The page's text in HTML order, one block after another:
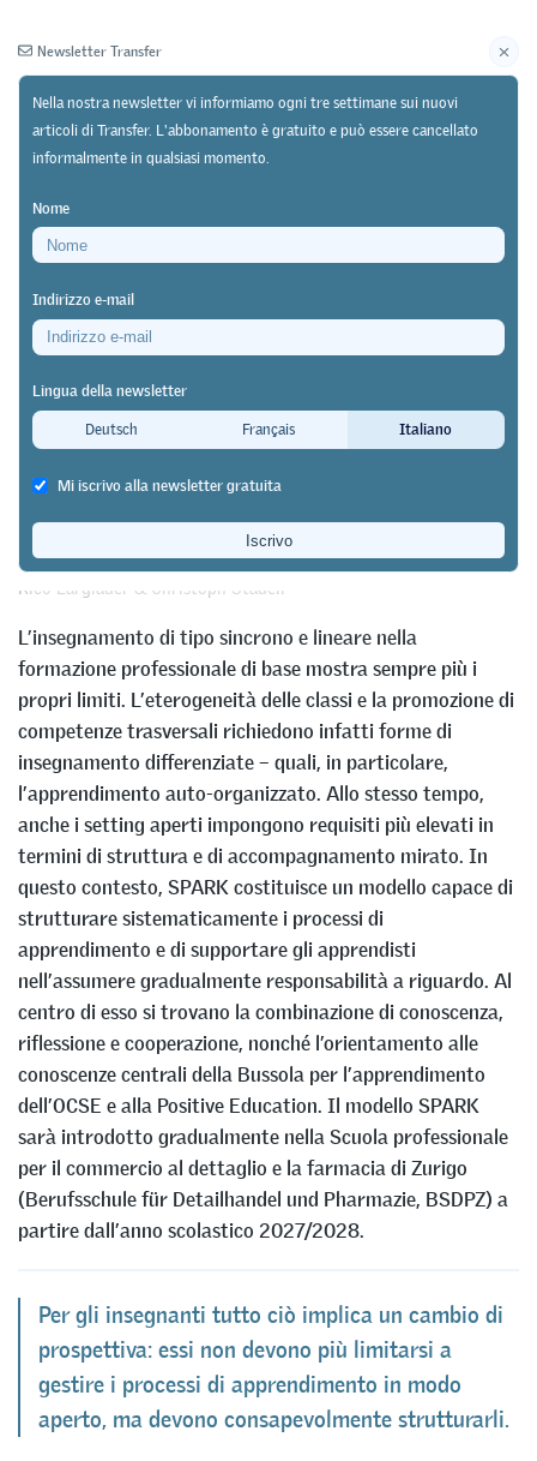
Newsletter Archivio
08/06/26
Il modello SPARK della Scuola professionale per il
(Berufsschule für Detailhandel und Pharmazie,
BSDPZ)
Anche l’auto-organizzazione ha
bisogno di struttura
Rico Largiadèr & Christoph Städeli
L’insegnamento di tipo sincrono e lineare nella
formazione professionale di base mostra sempre più i
propri limiti. L’eterogeneità delle classi e la promozione di
competenze trasversali richiedono infatti forme di
insegnamento differenziate – quali, in particolare,
l’apprendimento auto-organizzato. Allo stesso tempo,
anche i setting aperti impongono requisiti più elevati in
termini di struttura e di accompagnamento mirato. In
questo contesto, SPARK costituisce un modello capace di
strutturare sistematicamente i processi di
apprendimento e di supportare gli apprendisti
nell’assumere gradualmente responsabilità a riguardo. Al
centro di esso si trovano la combinazione di conoscenza,
riflessione e cooperazione, nonché l’orientamento alle
conoscenze centrali della Bussola per l’apprendimento
dell’OCSE e alla Positive Education. Il modello SPARK
sarà introdotto gradualmente nella Scuola professionale
per il commercio al dettaglio e la farmacia di Zurigo
(Berufsschule für Detailhandel und Pharmazie, BSDPZ) a
partire dall’anno scolastico 2027/2028.
Per gli insegnanti tutto ciò implica un cambio di
prospettiva: essi non devono più limitarsi a
gestire i processi di apprendimento in modo
aperto, ma devono consapevolmente strutturarli.
Newsletter Transfer
Nella nostra newsletter vi informiamo ogni tre settimane sui nuovi
articoli di Transfer. L'abbonamento è gratuito e può essere cancellato
informalmente in qualsiasi momento.
Nome
Indirizzo e-mail
Lingua della newsletter
Deutsch
Français Italiano
Mi iscrivo alla newsletter gratuita